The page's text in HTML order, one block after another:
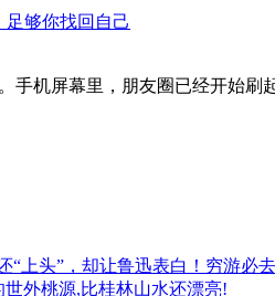
足够你找回自己
手机屏幕里，朋友圈已经开始
“上头”，却让鲁迅表白！穷游必
外桃源,比桂林山水还漂亮!